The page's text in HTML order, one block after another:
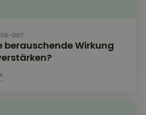
007
berauschende Wirkung